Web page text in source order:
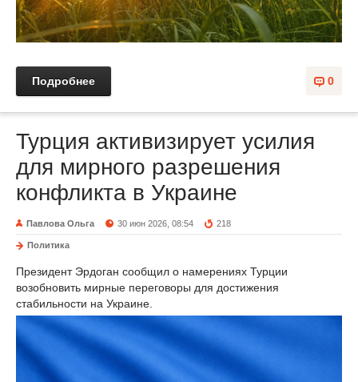
0
Подробнее
Турция активизирует усилия
для мирного разрешения
конфликта в Украине
Павлова Ольга 30 июн 2026, 08:54 218
Политика
Президент Эрдоган сообщил о намерениях Турции
возобновить мирные переговоры для достижения
стабильности на Украине.